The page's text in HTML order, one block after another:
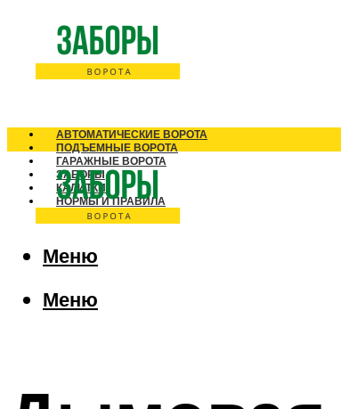
АВТОМАТИЧЕСКИЕ ВОРОТА
ПОДЪЕМНЫЕ ВОРОТА
ГАРАЖНЫЕ ВОРОТА
ЗАБОРЫ
КАЛИТКИ
НОРМЫ И ПРАВИЛА
Меню
Меню